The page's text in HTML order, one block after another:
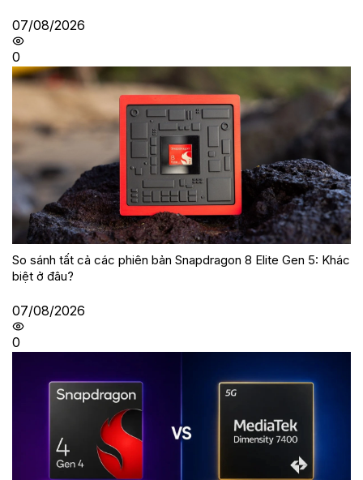
07/08/2026
0
So sánh tất cả các phiên bản Snapdragon 8 Elite Gen 5: Khác
biệt ở đâu?
07/08/2026
0